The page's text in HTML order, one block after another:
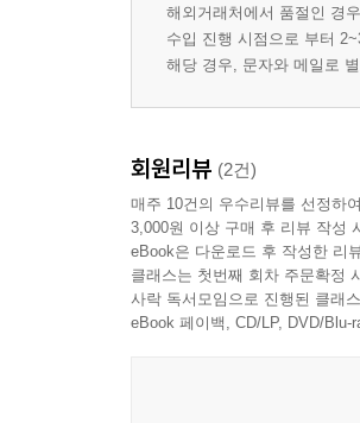
해외거래처에서 품절인 경
수입 진행 시점으로 부터
해당 경우, 문자와 메일로
회원리뷰 (2건)
매주 10건의 우수리뷰를 선정하
3,000원 이상 구매 후 리뷰 작성
eBook은 다운로드 후 작성한 리
클래스는 첫번째 회차 주문확정
사락 독서모임으로 진행된 클래
eBook 페이백, CD/LP, DVD/